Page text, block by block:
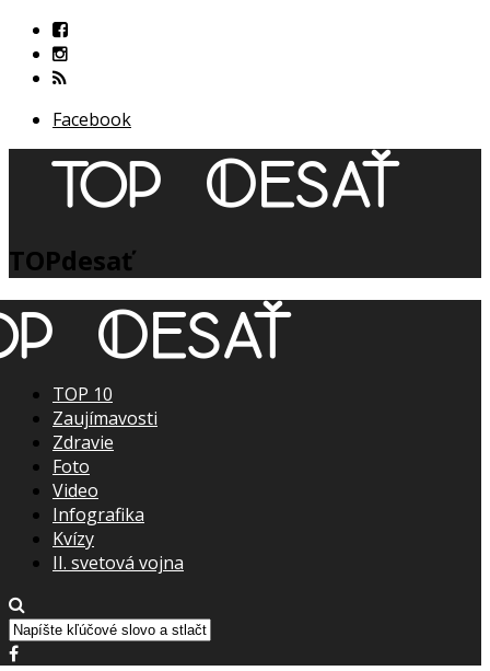
Facebook
TOPdesať
TOP 10
Zaujímavosti
Zdravie
Foto
Video
Infografika
Kvízy
II. svetová vojna